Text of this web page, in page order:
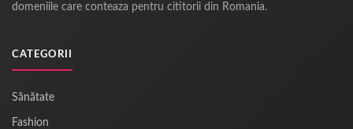
domeniile care conteaza pentru cititorii din Romania.
CATEGORII
Sănătate
Fashion